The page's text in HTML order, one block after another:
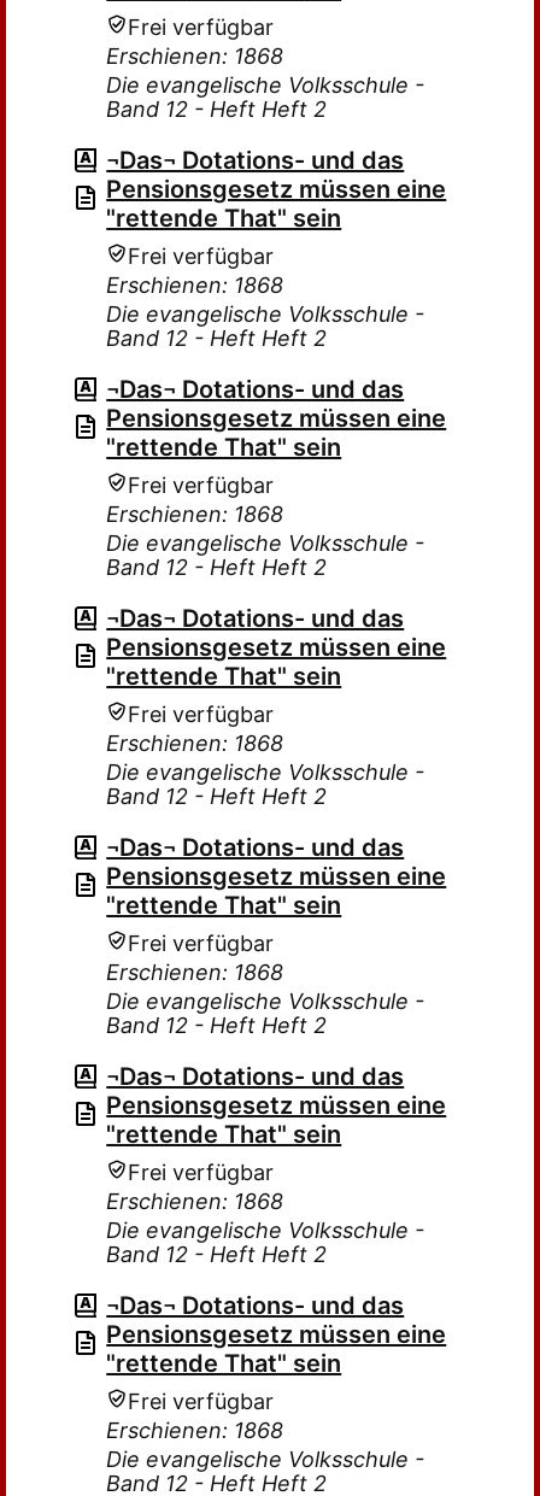
Frei verfügbar
Erschienen: 1868
Die evangelische Volksschule -
Band 12 - Heft Heft 2
¬Das¬ Dotations- und das
Pensionsgesetz müssen eine
"rettende That" sein
Frei verfügbar
Erschienen: 1868
Die evangelische Volksschule -
Band 12 - Heft Heft 2
¬Das¬ Dotations- und das
Pensionsgesetz müssen eine
"rettende That" sein
Frei verfügbar
Erschienen: 1868
Die evangelische Volksschule -
Band 12 - Heft Heft 2
¬Das¬ Dotations- und das
Pensionsgesetz müssen eine
"rettende That" sein
Frei verfügbar
Erschienen: 1868
Die evangelische Volksschule -
Band 12 - Heft Heft 2
¬Das¬ Dotations- und das
Pensionsgesetz müssen eine
"rettende That" sein
Frei verfügbar
Erschienen: 1868
Die evangelische Volksschule -
Band 12 - Heft Heft 2
¬Das¬ Dotations- und das
Pensionsgesetz müssen eine
"rettende That" sein
Frei verfügbar
Erschienen: 1868
Die evangelische Volksschule -
Band 12 - Heft Heft 2
¬Das¬ Dotations- und das
Pensionsgesetz müssen eine
"rettende That" sein
Frei verfügbar
Erschienen: 1868
Die evangelische Volksschule -
Band 12 - Heft Heft 2